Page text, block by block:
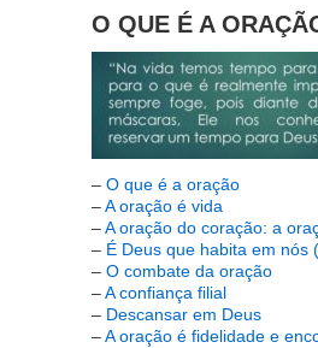
O QUE É A
– O que é a oração
–A oração é vida
–A oração do coração: a
– É Deus que habita em nós
– O combate da oração
–A confiança filial
– Descansar em Deus
–A oração é fidelidade e